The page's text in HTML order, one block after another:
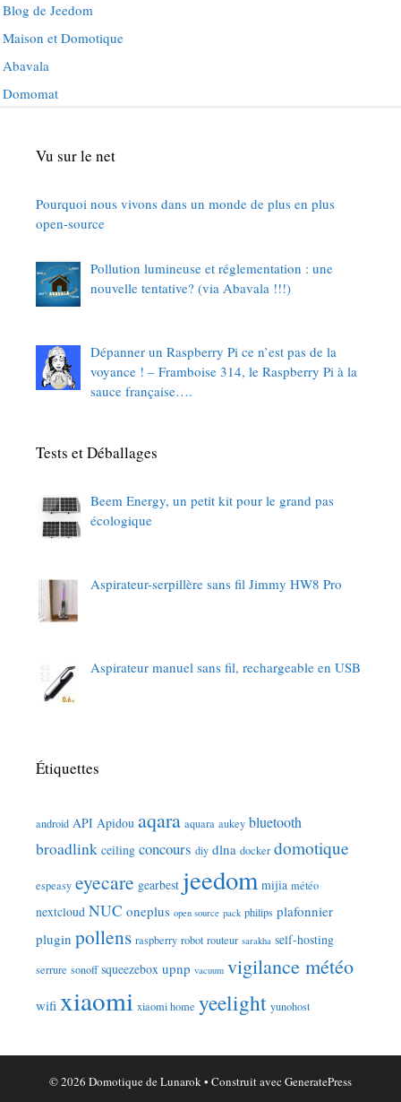
Blog de Jeedom
Maison et Domotique
Abavala
Domomat
Vu sur le net
Pourquoi nous vivons dans un monde de plus en plus
open-source
Pollution lumineuse et réglementation : une
nouvelle tentative? (via Abavala !!!)
Dépanner un Raspberry Pi ce n’est pas de la
voyance ! – Framboise 314, le Raspberry Pi à la
sauce française….
Tests et Déballages
Beem Energy, un petit kit pour le grand pas
écologique
Aspirateur-serpillère sans fil Jimmy HW8 Pro
Aspirateur manuel sans fil, rechargeable en USB
Étiquettes
android API Apidou aqara aquara aukey bluetooth
broadlink ceiling concours diy dlna docker domotique
espeasy eyecare gearbest jeedom mijia météo
nextcloud NUC oneplus open source pack philips plafonnier
plugin pollens raspberry robot routeur sarakha self-hosting
serrure sonoff squeezebox upnp vacuum vigilance météo
wifi xiaomi xiaomi home yeelight yunohost
© 2026 Domotique de Lunarok• Construit avec GeneratePress